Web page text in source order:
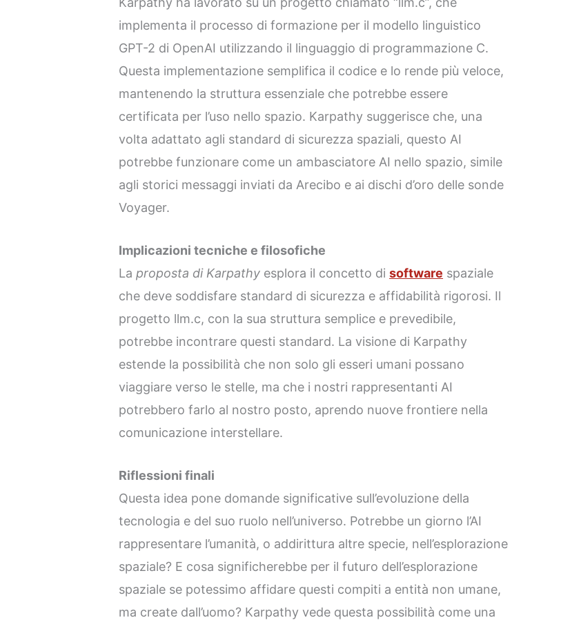
implementa il processo di formazione per il modello linguistico
GPT-2 di OpenAI utilizzando il linguaggio di programmazione C.
Questa implementazione semplifica il codice e lo rende più veloce,
mantenendo la struttura essenziale che potrebbe essere
certificata per l’uso nello spazio. Karpathy suggerisce che, una
volta adattato agli standard di sicurezza spaziali, questo AI
potrebbe funzionare come un ambasciatore AI nello spazio, simile
agli storici messaggi inviati da Arecibo e ai dischi d’oro delle sonde
Voyager.
Implicazioni tecniche e filosofiche
Laproposta di Karpathy esplora il concetto disoftware spaziale
che deve soddisfare standard di sicurezza e affidabilità rigorosi. Il
progetto llm.c, con la sua struttura semplice e prevedibile,
potrebbe incontrare questi standard. La visione di Karpathy
estende la possibilità che non solo gli esseri umani possano
viaggiare verso le stelle, ma che i nostri rappresentanti AI
potrebbero farlo al nostro posto, aprendo nuove frontiere nella
comunicazione interstellare.
Riflessioni finali
Questa idea pone domande significative sull’evoluzione della
tecnologia e del suo ruolo nell’universo. Potrebbe un giorno l’AI
rappresentare l’umanità, o addirittura altre specie, nell’esplorazione
spaziale? E cosa significherebbe per il futuro dell’esplorazione
spaziale se potessimo affidare questi compiti a entità non umane,
ma create dall’uomo? Karpathy vede questa possibilità come una